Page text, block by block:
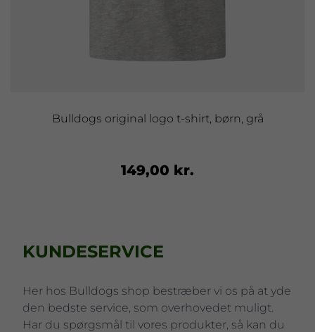
Bulldogs original logo t-shirt, børn, grå
149,00 kr.
KUNDESERVICE
Her hos Bulldogs shop bestræber vi os på at yde
den bedste service, som overhovedet muligt.
Har du spørgsmål til vores produkter, så kan du